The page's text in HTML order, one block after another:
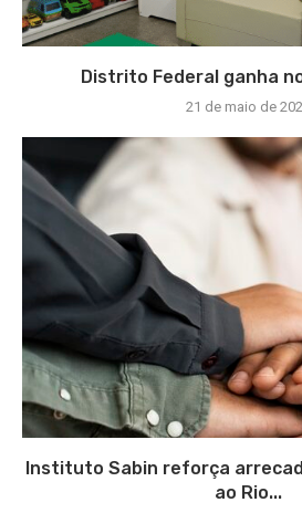
Distrito Federal ganha
21 de maio de
Instituto Sabin reforça
ao Rio...